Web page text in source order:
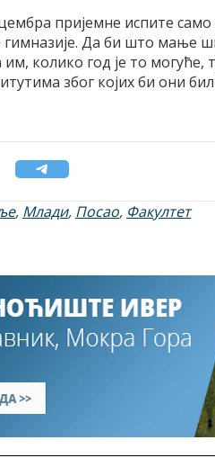
пријемне испите само
Да би што мање
им, колико год је то
због којих би они
, Млади, Посао, Факултет